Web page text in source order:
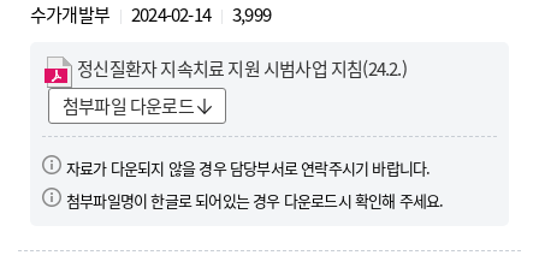
수가개발부 2024-02-14
3,999
p
d
f
정신질환자 지속치료 지원 시범사업 지침(24.2.)
첨부파일 다운로드
자료가 다운되지 않을 경우 담당부서로 연락주시기 바랍니다.
첨부파일명이 한글로 되어있는 경우 다운로드시 확인해 주세요.